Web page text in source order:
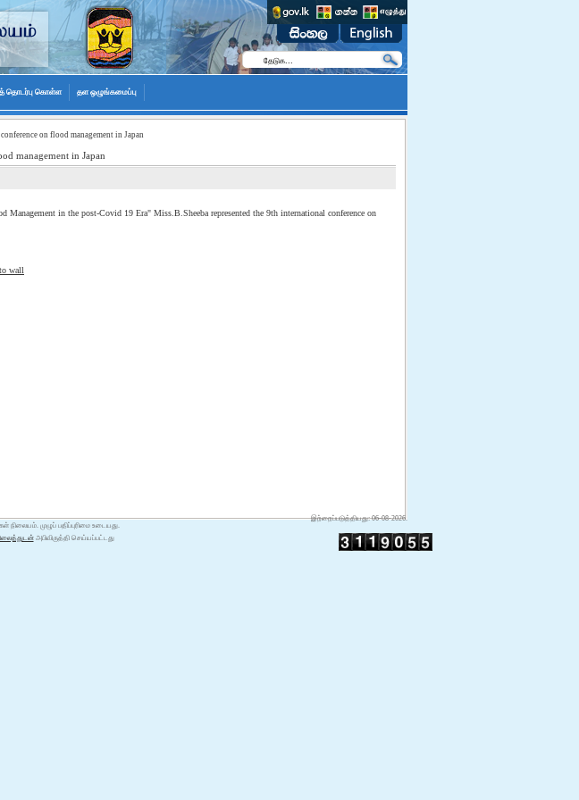
தொடர்பு கொள்ள தள ஒழுங்கமைப்பு
on flood management in Japan
management in Japan
in the post-Covid 19 Era" Miss.B.Sheeba represented the 9th international conference on
wall
முழுப் பதிப்புரிமை உடையது.
அபிவிருத்தி செய்யப்பட்டது
இற்றைப்படுத்தியது: 06-08-2026.